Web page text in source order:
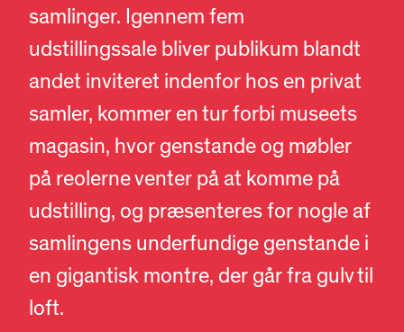
samlinger. Igennem fem
udstillingssale bliver publikum blandt
andet inviteret indenfor hos en privat
samler, kommer en tur forbi museets
magasin, hvor genstande og møbler
på reolerne venter på at komme på
udstilling, og præsenteres for nogle af
samlingens underfundige genstande i
en gigantisk montre, der går fra gulv til
loft.